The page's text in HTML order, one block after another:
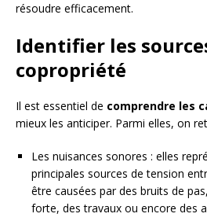
résoudre efficacement.
Identifier les
copropriété
Il est essentiel de comprendre les
mieux les anticiper. Parmi elles, on
Les nuisances sonores : elles
principales sources de tension
être causées par des bruits de
forte, des travaux ou encore des